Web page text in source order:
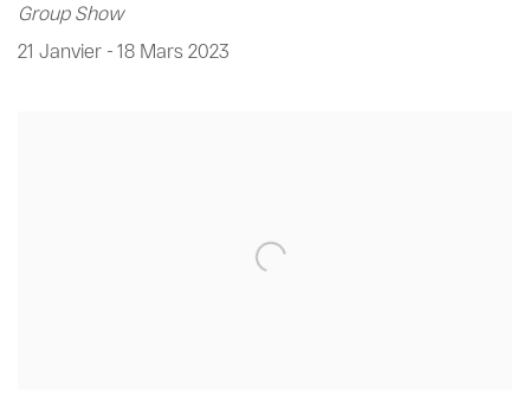
Group Show
21 Janvier - 18 Mars 2023